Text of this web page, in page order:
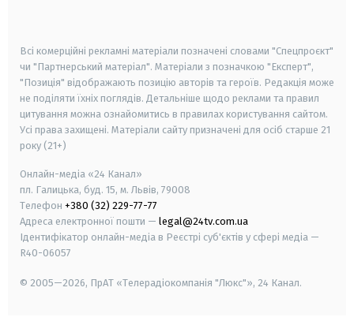
Всі комерційні рекламні матеріали позначені словами "Спецпроєкт"
чи "Партнерський матеріал". Матеріали з позначкою "Експерт",
"Позиція" відображають позицію авторів та героїв. Редакція може
не поділяти їхніх поглядів. Детальніше щодо реклами та правил
цитування можна ознайомитись в правилах користування сайтом.
Усі права захищені. Матеріали сайту призначені для осіб старше 21
року (21+)
Онлайн-медіа «24 Канал»
пл. Галицька, буд. 15, м. Львів, 79008
Телефон +380 (32) 229-77-77
Адреса електронної пошти — legal@24tv.com.ua
Ідентифікатор онлайн-медіа в Реєстрі суб'єктів у сфері медіа —
R40-06057
© 2005—2026, ПрАТ «Телерадіокомпанія "Люкс"», 24 Канал.